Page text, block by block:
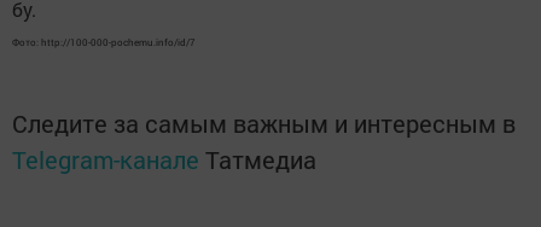
бу.
Фото: http://100-000-pochemu.info/id/7
Следите за самым важным и интересным в
Telegram-канале Татмедиа